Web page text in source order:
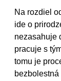
Na rozdiel
ide o
nezasahuje
pracuje s
tomu je
bezbolestná